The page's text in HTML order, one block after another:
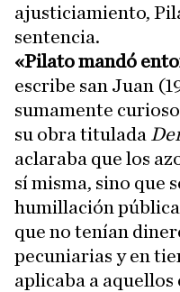
ajusticiamiento,
sentencia.
«Pilato mandó
escribe san Juan
sumamente
su obra titulada
aclaraba que los
sí misma, sino que
humillación
que no tenían
pecuniarias y en
aplicaba a aquellos